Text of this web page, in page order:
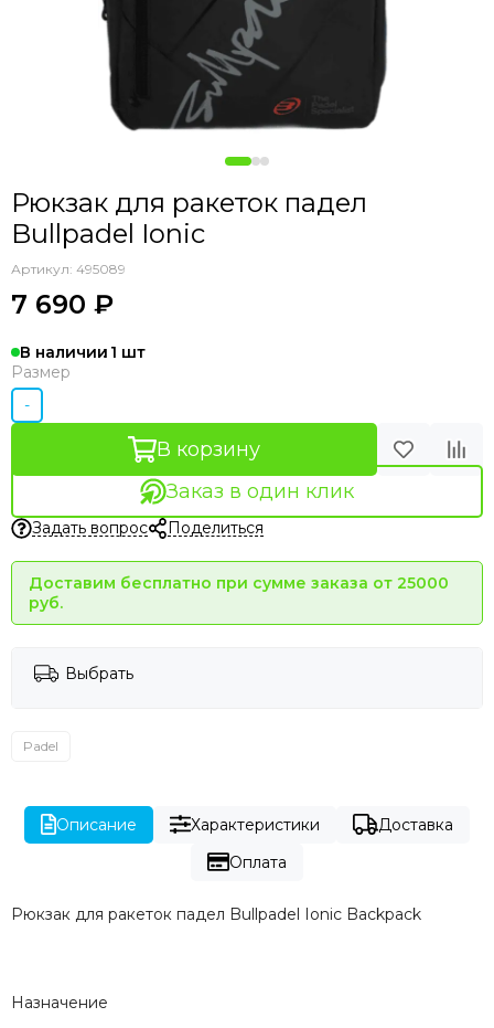
Рюкзак для ракеток падел
Bullpadel Ionic
Артикул: 495089
7 690 ₽
В наличии 1
Размер
-
В корзину
Заказ в один клик
Задать вопрос Поделиться
Доставим бесплатно при сумме заказа от 25000
руб.
Выбрать
Padel
Описание Характеристики
Доставка
Оплата
Рюкзак для ракеток падел Bullpadel Ionic Backpack
Назначение